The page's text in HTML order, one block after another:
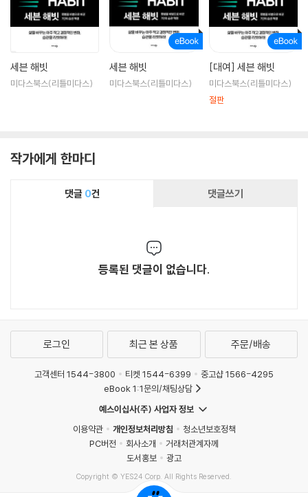
세븐 해빗
미다스북스(리틀미다스)
세븐 해빗
미다스북스(리틀미다스)
[대여] 세븐 해빗
미다스북스(리틀미다스)
절판
작가에게 한마디
댓글 0건 댓글쓰기
등록된 댓글이 없습니다.
로그인 최근 본 상품 주문/배송
고객센터 1544-3800 티켓 1544-6399
중고샵 1566-4295
eBook 1:1문의/채팅상담
예스이십사(주) 사업자 정보
이용약관
개인정보처리방침
청소년보호정책
PC버전
회사소개
거래처관계자께
도서홍보
광고
Copyright © YES24 Corp. All Rights Reserved.